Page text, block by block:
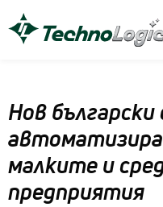
Нов
малките и
предприятия